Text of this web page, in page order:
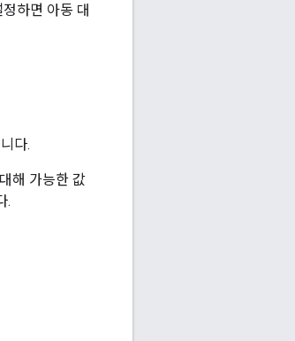
하면 아동 대
다.
해 가능한 값
.